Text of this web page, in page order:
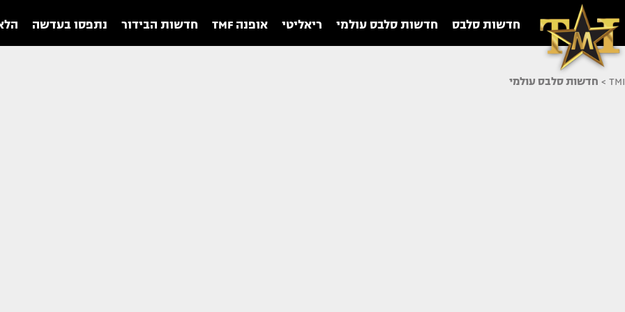
חדשות סלבס חדשות סלבס עולמי ריאליטי אופנה TMF חדשות הבידור נתפסו בעדשה
TMI
> חדשות סלבס עולמי